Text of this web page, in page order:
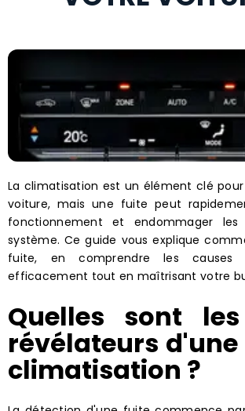
La climatisation est un élément clé
voiture, mais une fuite peut
fonctionnement et endommager les
système. Ce guide vous explique
fuite, en comprendre les
efficacement tout en maîtrisant votre
Quelles sont
révélateurs
climatisation ?